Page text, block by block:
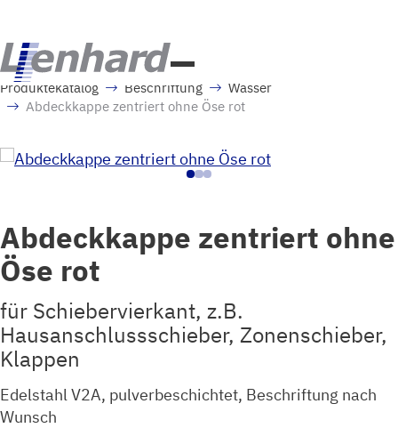
Produktekatalog Beschriftung
Wasser
Abdeckkappe zentriert ohne Öse rot
Abdeckkappe zentriert ohne
Öse rot
für Schiebervierkant, z.B.
Hausanschlussschieber, Zonenschieber,
Klappen
Edelstahl V2A, pulverbeschichtet, Beschriftung nach
Wunsch